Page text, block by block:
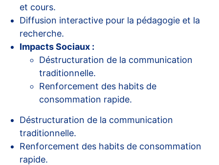
et cours.
Diffusion interactive pour la pédagogie et la
recherche.
Impacts Sociaux :
Déstructuration de la communication
traditionnelle.
Renforcement des habits de
consommation rapide.
Déstructuration de la communication
traditionnelle.
Renforcement des habits de consommation
rapide.